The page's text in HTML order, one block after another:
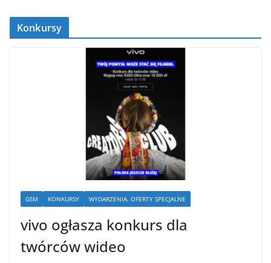
Konkursy
GSM KONKURSY WYDARZENIA, OFERTY SPECJALNE
vivo ogłasza konkurs dla
twórców wideo